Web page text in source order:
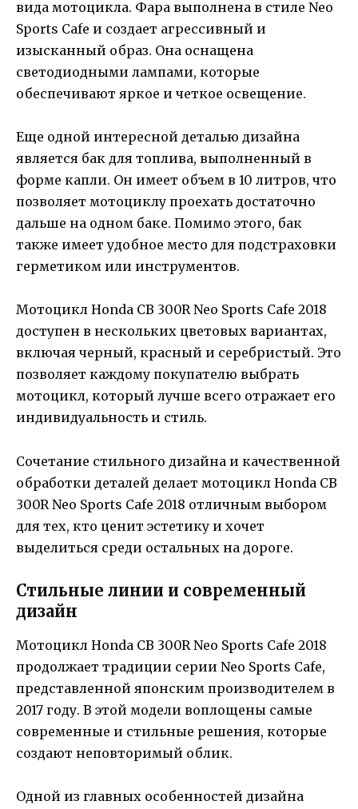
вида мотоцикла. Фара выполнена в стиле Neo
Sports Cafe и создает агрессивный и
изысканный образ. Она оснащена
светодиодными лампами, которые
обеспечивают яркое и четкое освещение.
Еще одной интересной деталью дизайна
является бак для топлива, выполненный в
форме капли. Он имеет объем в 10 литров, что
позволяет мотоциклу проехать достаточно
дальше на одном баке. Помимо этого, бак
также имеет удобное место для подстраховки
герметиком или инструментов.
Мотоцикл Honda CB 300R Neo Sports Cafe 2018
доступен в нескольких цветовых вариантах,
включая черный, красный и серебристый. Это
позволяет каждому покупателю выбрать
мотоцикл, который лучше всего отражает его
индивидуальность и стиль.
Сочетание стильного дизайна и качественной
обработки деталей делает мотоцикл Honda CB
300R Neo Sports Cafe 2018 отличным выбором
для тех, кто ценит эстетику и хочет
выделиться среди остальных на дороге.
Стильные линии и современный
дизайн
Мотоцикл Honda CB 300R Neo Sports Cafe 2018
продолжает традиции серии Neo Sports Cafe,
представленной японским производителем в
2017 году. В этой модели воплощены самые
современные и стильные решения, которые
создают неповторимый облик.
Одной из главных особенностей дизайна